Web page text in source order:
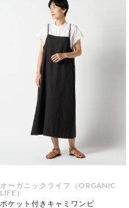
オーガニックライフ（ORGANIC
LIFE）
ポケット付きキャミワンピ